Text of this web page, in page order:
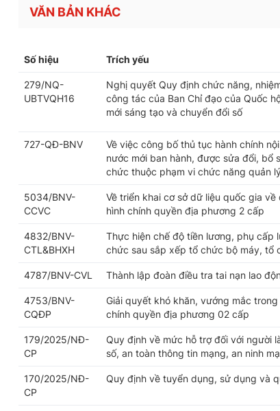
VĂN BẢN KHÁC
Số hiệu Trích yếu
279/NQ-
UBTVQH16
Nghị quyết Quy định chức năng,
công tác của Ban Chỉ đạo của Quốc
mới sáng tạo và chuyển đổi số
727-QĐ-BNV
Về việc công bố thủ tục hành chính
nước mới ban hành, được sửa đổi,
chức thuộc phạm vi chức năng quản
5034/BNV-
CCVC
Về triển khai cơ sở dữ liệu quốc gia
hình chính quyền địa phương 2 cấp
4832/BNV-
CTL&BHXH
Thực hiện chế độ tiền lương, phụ cấp
chức sau sắp xếp tổ chức bộ máy, tổ
4787/BNV-CVL Thành lập đoàn điều tra tai nạn lao
4753/BNV-
CQĐP
Giải quyết khó khăn, vướng mắc
chính quyền địa phương 02 cấp
179/2025/NĐ-
CP
Quy định về mức hỗ trợ đối với người
số, an toàn thông tin mạng, an ninh
170/2025/NĐ-
CP
Quy định về tuyển dụng, sử dụng và